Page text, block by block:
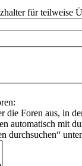
für teilweise
die Foren aus, in
automatisch mit
durchsuchen“